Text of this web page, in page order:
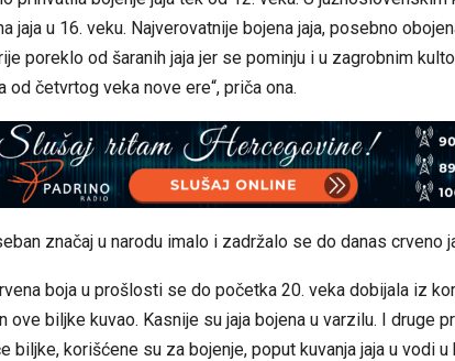
jaja u 16. veku. Najverovatnije bojena jaja, posebno
poreklo od šaranih jaja jer se pominju i u zagrobnim
od četvrtog veka nove ere“, priča ona.
značaj u narodu imalo i zadržalo se do danas crveno
boja u prošlosti se do početka 20. veka dobijala iz
ove biljke kuvao. Kasnije su jaja bojena u varzilu. I druge
biljke, korišćene su za bojenje, poput kuvanja jaja u vodi u